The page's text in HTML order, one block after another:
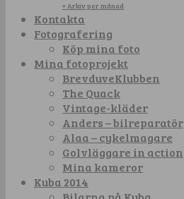
+ Arkiv per månad
Kontakta
Fotografering
Köp mina foto
Mina fotoprojekt
BrevduveKlubben
The Quack
Vintage-kläder
Anders – bilreparatör
Alaa – cykelmagare
Golvläggare in action
Mina kameror
Kuba 2014